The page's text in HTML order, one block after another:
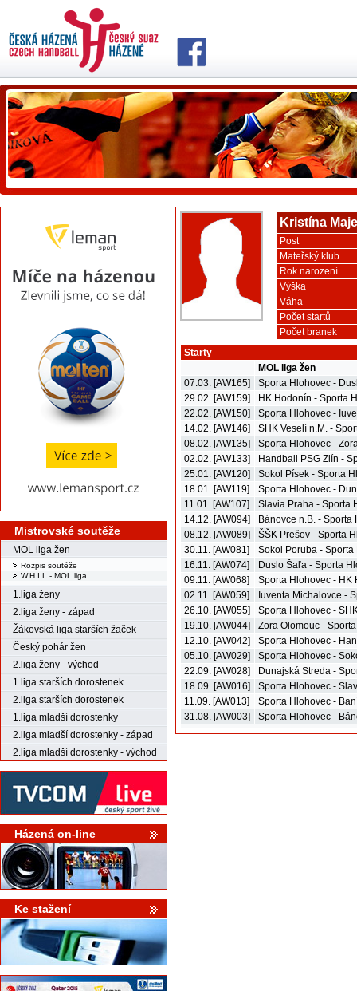
Mistrovské soutěže
MOL liga žen
Rozpis soutěže
W.H.I.L - MOL liga
1.liga ženy
2.liga ženy - západ
Žákovská liga starších žaček
Český pohár žen
2.liga ženy - východ
1.liga starších dorostenek
2.liga starších dorostenek
1.liga mladší dorostenky
2.liga mladší dorostenky - západ
2.liga mladší dorostenky - východ
Házená on-line
Ke stažení
Kristína
Post
Mateřský klub
Rok narození
Výška
Váha
Počet startů
Počet branek
Starty
MOL liga žen
07.03. [AW165]
Sporta Hlohovec -
29.02. [AW159]
HK Hodonín - Sporta
22.02. [AW150]
Sporta Hlohovec -
14.02. [AW146]
SHK Veselí n.M. -
08.02. [AW135]
Sporta Hlohovec -
02.02. [AW133]
Handball PSG Zlín -
25.01. [AW120]
Sokol Písek - Sporta
18.01. [AW119]
Sporta Hlohovec -
11.01. [AW107]
Slavia Praha - Sporta
14.12. [AW094]
Bánovce n.B. - Sporta
08.12. [AW089]
ŠŠK Prešov - Sporta
30.11. [AW081]
Sokol Poruba - Sporta
16.11. [AW074]
Duslo Šaľa - Sporta
09.11. [AW068]
Sporta Hlohovec - HK
02.11. [AW059]
Iuventa Michalovce -
26.10. [AW055]
Sporta Hlohovec -
19.10. [AW044]
Zora Olomouc -
12.10. [AW042]
Sporta Hlohovec -
05.10. [AW029]
Sporta Hlohovec -
22.09. [AW028]
Dunajská Streda -
18.09. [AW016]
Sporta Hlohovec -
11.09. [AW013]
Sporta Hlohovec -
31.08. [AW003]
Sporta Hlohovec -